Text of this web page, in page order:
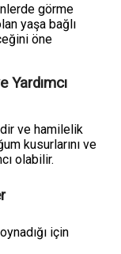
görme
yaşa bağlı
öne
Yardımcı
ve hamilelik
kusurlarını ve
olabilir.
için